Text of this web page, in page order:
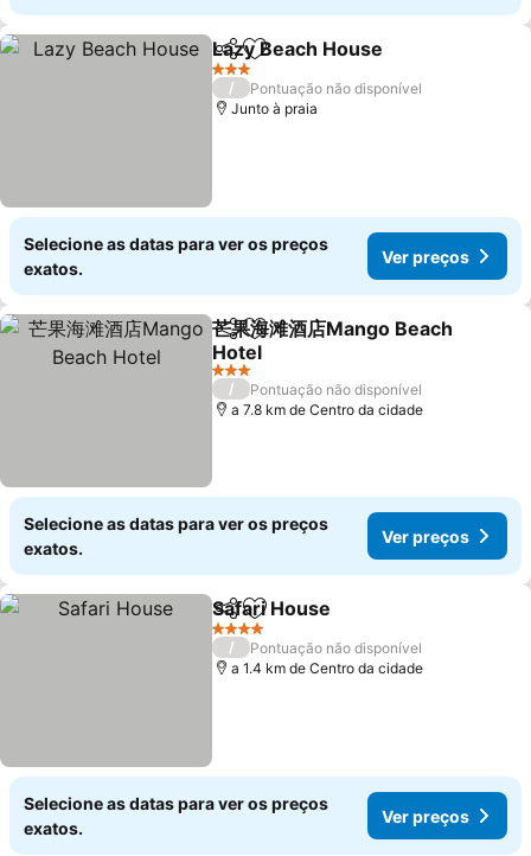
PartilharAdicionar aos favoritos
Lazy Beach House
3 Estrelas
/
Pontuação não disponível
Junto à praia
Selecione as datas para ver os preços
exatos.
Ver preços
PartilharAdicionar aos favoritos
芒果海滩酒店Mango Beach
Hotel
Ver preços
3 Estrelas
/
Pontuação não disponível
a 7.8 km de Centro da cidade
Selecione as datas para ver os preços
exatos.
Ver preços
PartilharAdicionar aos favoritos
Safari House
4 Estrelas
/
Pontuação não disponível
a 1.4 km de Centro da cidade
Selecione as datas para ver os preços
exatos.
Ver preços